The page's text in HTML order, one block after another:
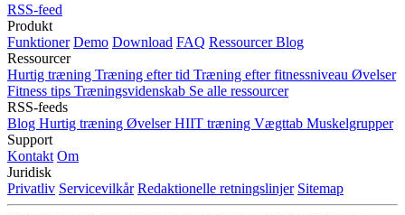
RSS-feed
Produkt
Funktioner Demo Download FAQ RessourcerBlog
Ressourcer
Hurtig træning Træning efter tid Træning efter fitnessniveau Øvelser
Fitness tips Træningsvidenskab Se alle ressourcer
RSS-feeds
Blog Hurtig træning ØvelserHIIT træning Vægttab Muskelgrupper
Support
Kontakt Om
Juridisk
Privatliv Servicevilkår Redaktionelle retningslinjer Sitemap